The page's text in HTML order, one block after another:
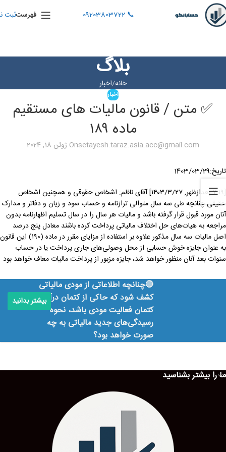
📞 09203803722 فهرستثبت
بلاگ
خانه اخبار
اخبار
✅ متن / قانون مالیات های مستقیم
ماده ۱۸۹
setayesh.taraz.asia.acc@gmail.comOn ژوئن 18, 2024
تاریخ:1403/03/29
[۷:۱۹ بعدازظهر, ۱۴۰۳/۳/۲۷] آقای ناظم: اشخاص حقوقی و همچنین اشخاص
حقیقی چنانچه طی سه سال متوالی ترازنامه و حساب سود و زیان و دفاتر و مدارک
آنان مورد قبول قرار گرفته باشد و مالیات هر سال را در سال تسلیم اظهارنامه بدون
مراجعه به هیات‌های حل اختلاف مالیاتی پرداخت کرده باشند معادل پنج درصد
اصل مالیات سه سال مذکور علاوه بر استفاده از مزایای مقرر در ماده (۱۹۰) این قانون
به عنوان جایزه خوش حسابی از محل وصولی‌های جاری پرداخت یا در حساب
سنوات بعد آنان منظور خواهد شد، جایزه مزبور از پرداخت مالیات معاف خواهد بود
🔴چنانچه اطلاعاتی از مودی مالیاتی
کشف شود که حاکی از کتمان درآمد یا
کتمان فعالیت مودی باشد، نحوه
رسیدگی‌های جدید مالیاتی به چه
صورت خواهد بود؟
بیشتر بدانید
ما را بیشتر بشناسید